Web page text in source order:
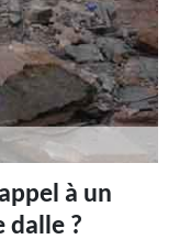
à un
dalle ?